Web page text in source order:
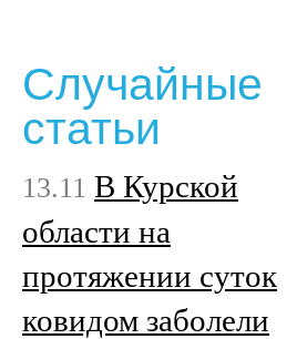
Случайные
статьи
13.11 В Курской
области на
протяжении суток
ковидом заболели